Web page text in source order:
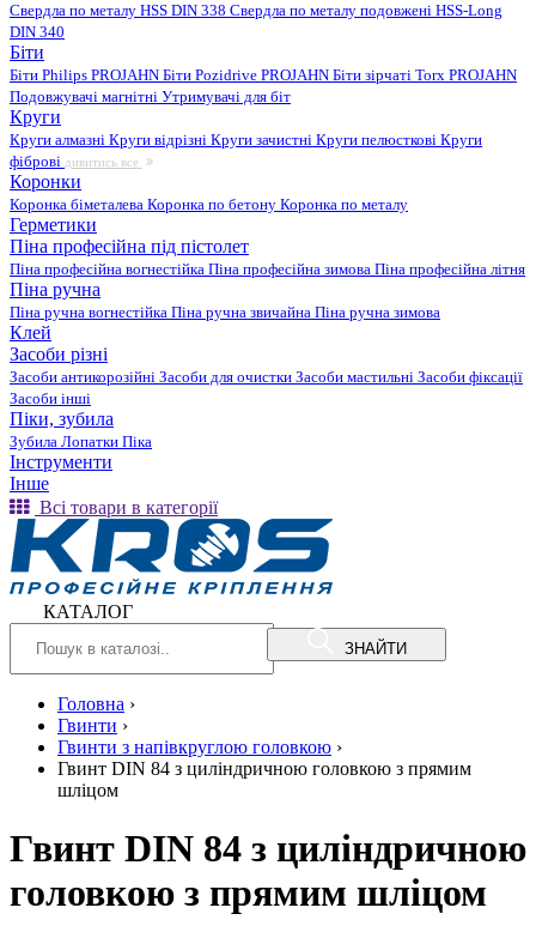
Свердла по металу HSS DIN 338 Свердла по металу подовжені HSS-Long
DIN 340
Біти
Біти Philips PROJAHN Біти Pozidrive PROJAHN Біти зірчаті Torx PROJAHN
Подовжувачі магнітні Утримувачі для біт
Круги
Круги алмазні Круги відрізні Круги зачистні Круги пелюсткові Круги
фіброві дивитись все
Коронки
Коронка біметалева Коронка по бетону Коронка по металу
Герметики
Піна професійна під пістолет
Піна професійна вогнестійка Піна професійна зимова Піна професійна літня
Піна ручна
Піна ручна вогнестійка Піна ручна звичайна Піна ручна зимова
Клей
Засоби різні
Засоби антикорозійні Засоби для очистки Засоби мастильні Засоби фіксації
Засоби інші
Піки, зубила
Зубила Лопатки Піка
Інструменти
Інше
Всі товари в категорії
КАТАЛОГ
ЗНАЙТИ
Головна ›
Гвинти ›
Гвинти з напівкруглою головкою ›
Гвинт DIN 84 з циліндричною головкою з прямим
шліцом
Гвинт DIN 84 з циліндричною
головкою з прямим шліцом